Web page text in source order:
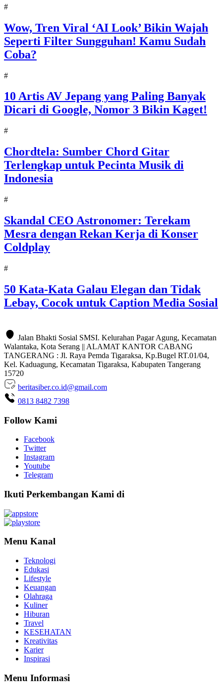
#
Wow, Tren Viral ‘AI Look’ Bikin Wajah
Seperti Filter Sungguhan! Kamu Sudah
Coba?
#
10 Artis AV Jepang yang Paling Banyak
Dicari di Google, Nomor 3 Bikin Kaget!
#
Chordtela: Sumber Chord Gitar
Terlengkap untuk Pecinta Musik di
Indonesia
#
Skandal CEO Astronomer: Terekam
Mesra dengan Rekan Kerja di Konser
Coldplay
#
50 Kata-Kata Galau Elegan dan Tidak
Lebay, Cocok untuk Caption Media Sosial
Jalan Bhakti Sosial SMSI. Kelurahan Pagar Agung, Kecamatan
Walantaka, Kota Serang || ALAMAT KANTOR CABANG
TANGERANG : Jl. Raya Pemda Tigaraksa, Kp.Bugel RT.01/04,
Kel. Kaduagung, Kecamatan Tigaraksa, Kabupaten Tangerang
15720
beritasiber.co.id@gmail.com
0813 8482 7398
Follow Kami
Facebook
Twitter
Instagram
Youtube
Telegram
Ikuti Perkembangan Kami di
Menu Kanal
Teknologi
Edukasi
Lifestyle
Keuangan
Olahraga
Kuliner
Hiburan
Travel
KESEHATAN
Kreativitas
Karier
Inspirasi
Menu Informasi